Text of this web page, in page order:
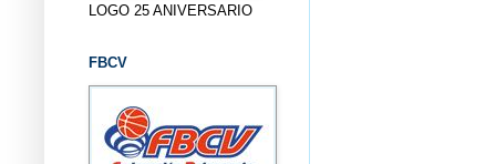
LOGO 25 ANIVERSARIO
FBCV